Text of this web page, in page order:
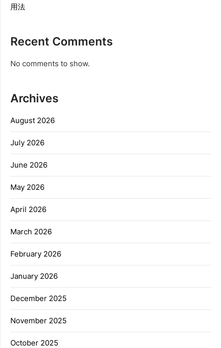
用法
Recent Comments
No comments to show.
Archives
August 2026
July 2026
June 2026
May 2026
April 2026
March 2026
February 2026
January 2026
December 2025
November 2025
October 2025